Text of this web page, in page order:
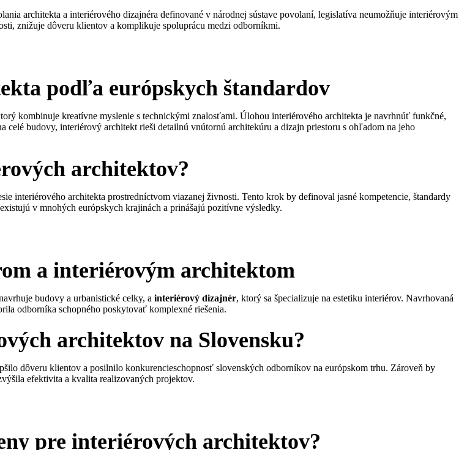
architekta a interiérového dizajnéra definované v národnej sústave povolaní, legislatíva neumožňuje interiérovým
znižuje dôveru klientov a komplikuje spoluprácu medzi odborníkmi.
podľa európskych štandardov
kombinuje kreatívne myslenie s technickými znalosťami. Úlohou interiérového architekta je navrhnúť funkčné,
budovy, interiérový architekt rieši detailnú vnútornú architekúru a dizajn priestoru s ohľadom na jeho
architektov?
interiérového architekta prostredníctvom viazanej živnosti. Tento krok by definoval jasné kompetencie, štandardy
v mnohých európskych krajinách a prinášajú pozitívne výsledky.
a interiérovým architektom
budovy a urbanistické celky, a interiérový dizajnér, ktorý sa špecializuje na estetiku interiérov. Navrhovaná
odborníka schopného poskytovať komplexné riešenia.
architektov na Slovensku?
dôveru klientov a posilnilo konkurencieschopnosť slovenských odborníkov na európskom trhu. Zároveň by
efektivita a kvalita realizovaných projektov.
pre interiérových architektov?